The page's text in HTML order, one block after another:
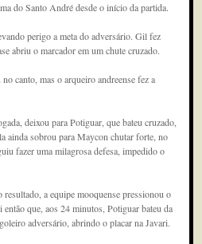
do Santo André desde o início da partida.
perigo a meta do adversário. Gil fez
abriu o marcador em um chute cruzado.
canto, mas o arqueiro andreense fez a
deixou para Potiguar, que bateu cruzado,
ainda sobrou para Maycon chutar forte, no
fazer uma milagrosa defesa, impedido o
a equipe mooquense pressionou o
que, aos 24 minutos, Potiguar bateu da
adversário, abrindo o placar na Javari.